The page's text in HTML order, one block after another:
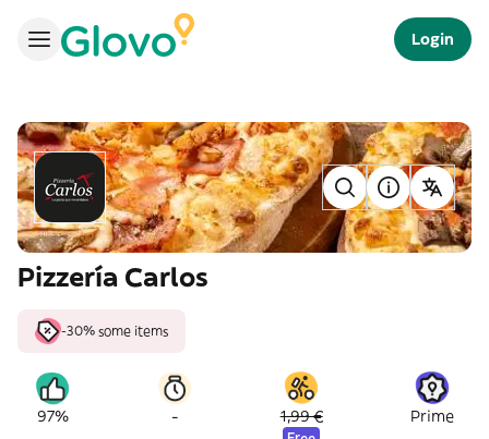
Login
Pizzería Carlos
-30% some items
97% - 1,99 € Prime